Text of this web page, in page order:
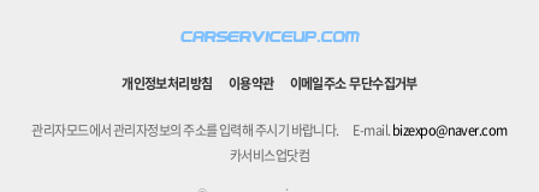
개인정보처리방침 이용약관 이메일주소 무단수집거부
관리자모드에서 관리자정보의 주소를 입력해 주시기 바랍니다. E-mail.bizexpo@naver.com
카서비스업닷컴